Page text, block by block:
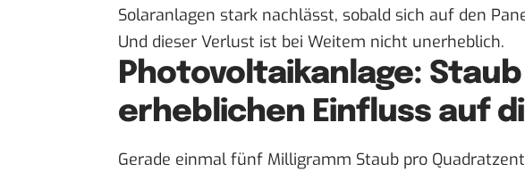
Solaranlagen stark nachlässt, sobald sich auf den
Und dieser Verlust ist bei Weitem nicht unerheblich.
Photovoltaikanlage:
erheblichen Einfluss auf
Gerade einmal fünf Milligramm Staub pro